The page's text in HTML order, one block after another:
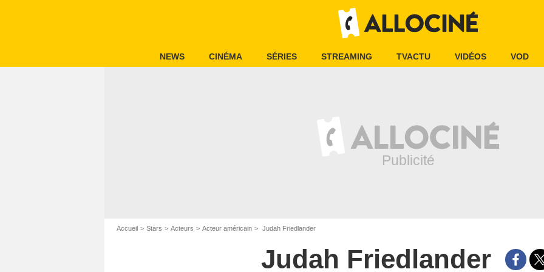
NEWS CINÉMA SÉRIES STREAMING TVACTU VIDÉOS VOD
Accueil Stars Acteurs Acteur américain Judah Friedlander
Judah Friedlander